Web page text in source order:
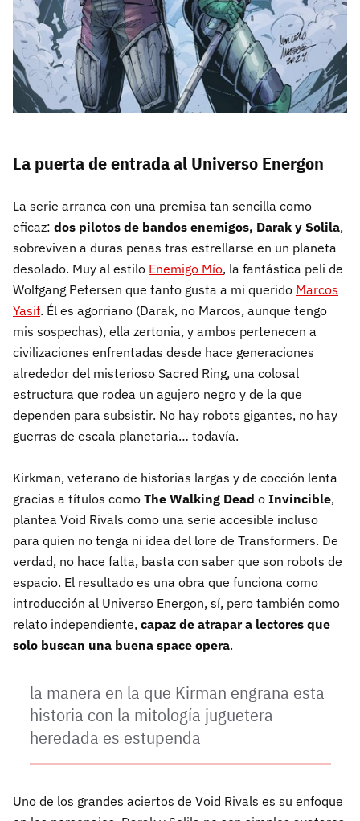
La puerta de entrada al Universo Energon
La serie arranca con una premisa tan sencilla como
eficaz: dos pilotos de bandos enemigos, Darak y Solila,
sobreviven a duras penas tras estrellarse en un planeta
desolado. Muy al estilo Enemigo Mío, la fantástica peli de
Wolfgang Petersen que tanto gusta a mi querido Marcos
Yasif. Él es agorriano (Darak, no Marcos, aunque tengo
mis sospechas), ella zertonia, y ambos pertenecen a
civilizaciones enfrentadas desde hace generaciones
alrededor del misterioso Sacred Ring, una colosal
estructura que rodea un agujero negro y de la que
dependen para subsistir. No hay robots gigantes, no hay
guerras de escala planetaria… todavía.
Kirkman, veterano de historias largas y de cocción lenta
gracias a títulos como The Walking Dead o Invincible,
plantea Void Rivals como una serie accesible incluso
para quien no tenga ni idea del lore de Transformers. De
verdad, no hace falta, basta con saber que son robots de
espacio. El resultado es una obra que funciona como
introducción al Universo Energon, sí, pero también como
relato independiente, capaz de atrapar a lectores que
solo buscan una buena space opera.
la manera en la que Kirman engrana esta
historia con la mitología juguetera
heredada es estupenda
Uno de los grandes aciertos de Void Rivals es su enfoque